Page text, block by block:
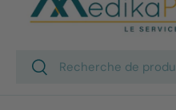
Recherche
Rechercher